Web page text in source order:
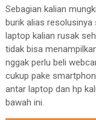
Sebagian kalian
burik alias
laptop kalian rusak
tidak bisa
nggak perlu beli
cukup pake
antar laptop dan hp
bawah ini.